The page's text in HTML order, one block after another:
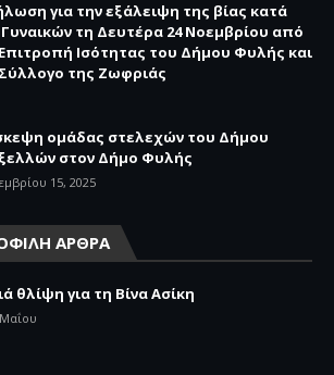
για την εξάλειψη της βίας κατά
τη Δευτέρα 24 Νοεμβρίου από
Ισότητας του Δήμου Φυλής και
της Ζωφριάς
ομάδας στελεχών του Δήμου
στον Δήμο Φυλής
15, 2025
ΑΡΘΡΑ
θλίψη για τη Βίνα Ασίκη